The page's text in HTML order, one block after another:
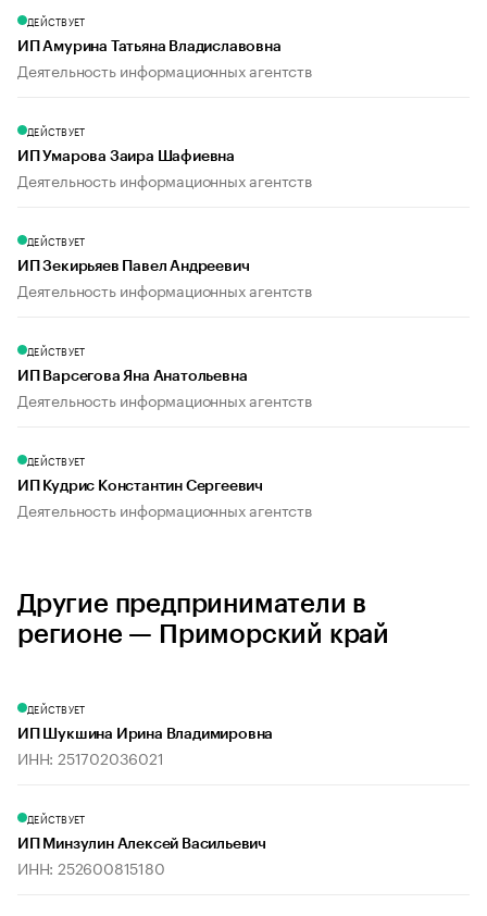
ДЕЙСТВУЕТ
ИП Амурина Татьяна Владиславовна
Деятельность информационных агентств
ДЕЙСТВУЕТ
ИП Умарова Заира Шафиевна
Деятельность информационных агентств
ДЕЙСТВУЕТ
ИП Зекирьяев Павел Андреевич
Деятельность информационных агентств
ДЕЙСТВУЕТ
ИП Варсегова Яна Анатольевна
Деятельность информационных агентств
ДЕЙСТВУЕТ
ИП Кудрис Константин Сергеевич
Деятельность информационных агентств
Другие предприниматели в
регионе — Приморский край
ДЕЙСТВУЕТ
ИП Шукшина Ирина Владимировна
ИНН: 251702036021
ДЕЙСТВУЕТ
ИП Минзулин Алексей Васильевич
ИНН: 252600815180